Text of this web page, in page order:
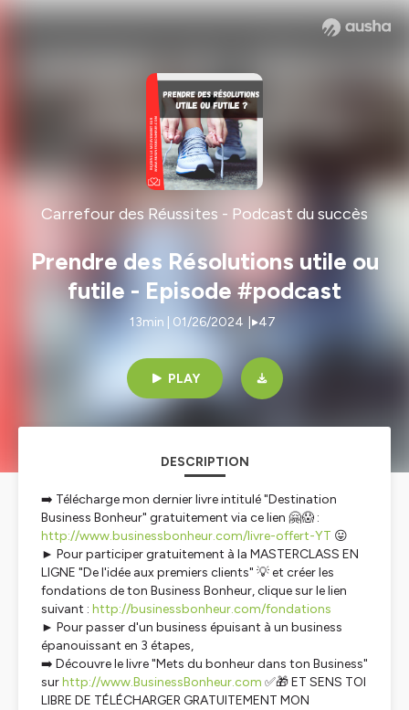
Carrefour des Réussites - Podcast du succès
Prendre des Résolutions utile ou
futile - Episode #podcast
13min | 01/26/2024 47
PLAY
DESCRIPTION
➡️ Télécharge mon dernier livre intitulé "Destination
Business Bonheur" gratuitement via ce lien 🤗😱 :
http://www.businessbonheur.com/livre-offert-YT 😛
► Pour participer gratuitement à la MASTERCLASS EN
LIGNE "De l'idée aux premiers clients" 💡 et créer les
fondations de ton Business Bonheur, clique sur le lien
suivant : http://businessbonheur.com/fondations
► Pour passer d'un business épuisant à un business
épanouissant en 3 étapes,
➡️ Découvre le livre "Mets du bonheur dans ton Business"
surhttp://www.BusinessBonheur.com ✅🎁 ET SENS TOI
LIBRE DE TÉLÉCHARGER GRATUITEMENT MON